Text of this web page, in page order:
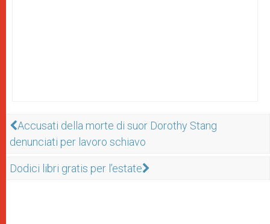
Accusati della morte di suor Dorothy Stang
denunciati per lavoro schiavo
Dodici libri gratis per l’estate